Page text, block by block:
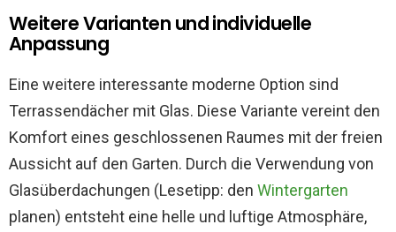
Weitere Varianten und individuelle
Anpassung
Eine weitere interessante moderne Option sind
Terrassendächer mit Glas. Diese Variante vereint den
Komfort eines geschlossenen Raumes mit der freien
Aussicht auf den Garten. Durch die Verwendung von
Glasüberdachungen (Lesetipp: den Wintergarten
planen) entsteht eine helle und luftige Atmosphäre,